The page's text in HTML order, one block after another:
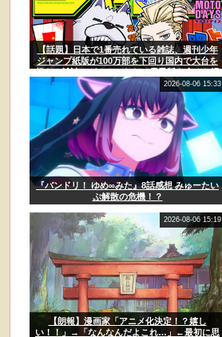
【話題】日本で1番売れている雑誌、週刊少年
ジャンプ紙版が100万部を下回り国内で大台を
超える雑誌はゼロに。なお、電子版を含めた漫
画市場規模は歴史上最盛期を迎えている！！
『バンドリ！ ゆめ∞みた』8話感想 みゅーたい
ぷ解散の危機！？
2026-08-06 15:33
【朗報】漫画家「アニメ化決定！？嬉し
い！！」→「なんなんだよこれ…」←最初に思
2026-08-06 15:19